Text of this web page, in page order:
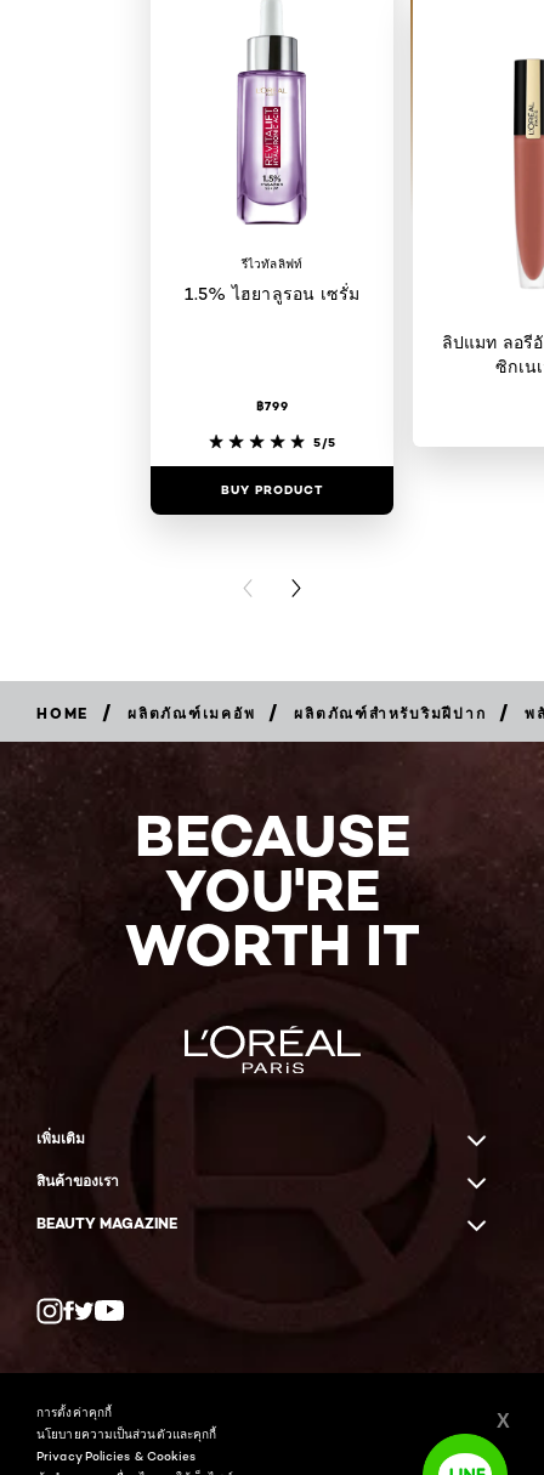
X
รีไวทัลลิฟท์
1.5% ไฮยาลูรอน เซรั่ม
฿799
5/5
BUY PRODUCT
ลิปแมท ลอรี
ซิกเน
PREVIOUS CARD
NEXT CARD
HOME / ผลิตภัณฑ์เมคอัพ / ผลิตภัณฑ์สำหรับริมฝีปาก / พ
NOW
BECAUSE
YOU'RE
WORTH IT
เพิ่มเติม
สินค้าของเรา
BEAUTY MAGAZINE
การตั้งค่าคุกกี้
นโยบายความเป็นส่วนตัวและคุกกี้
Privacy Policies & Cookies